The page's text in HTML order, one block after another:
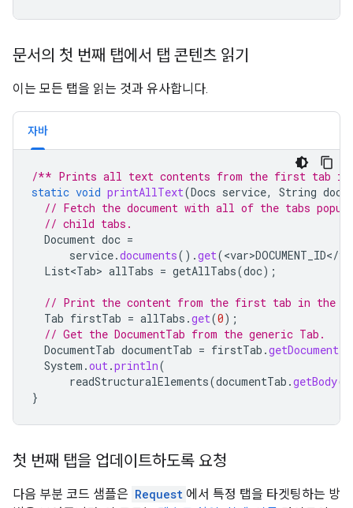
문서의 첫 번째 탭에서 탭 콘텐츠 읽기
이는 모든 탭을 읽는 것과 유사합니다.
자바
/** Prints all text contents from the first tab in
static void printAllText(Docs service, String
// Fetch the document with all of the tabs
// child tabs.
Document doc =
service.documents().get(<var>DOCUMENT_ID</
List<Tab> allTabs = getAllTabs(doc);
// Print the content from the first tab in the
Tab firstTab = allTabs .get(0);
// Get the DocumentTab from the generic Tab.
DocumentTab documentTab = firstTab .
System .out.println(
readStructuralElements(documentTab .getBody
}
첫 번째 탭을 업데이트하도록 요청
다음 부분 코드 샘플은 Request 에서 특정 탭을 타겟팅하는 방